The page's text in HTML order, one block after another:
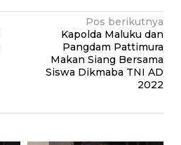
Pos berikutnya
Kapolda Maluku dan
Pangdam Pattimura
Makan Siang Bersama
Siswa Dikmaba TNI AD
2022